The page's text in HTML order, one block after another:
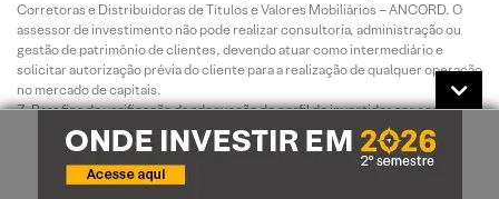
Corretoras e Distribuidoras de Títulos e Valores Mobiliários – ANCORD. O
assessor de investimento não pode realizar consultoria, administração ou
gestão de patrimônio de clientes, devendo atuar como intermediário e
solicitar autorização prévia do cliente para a realização de qualquer operação
no mercado de capitais.
Para fins de verificação da adequação do perfil do investidor aos serviços e
produtos de investimento oferecidos pela XP Investimentos, utilizamos a
metodologia de adequação dos produtos por portfólio, nos termos das
Regras e Procedimentos ANBIMA de Suitability nº 01 e do Código ANBIMA
de Distribuição de Produtos de Investimento. Essa metodologia consiste em